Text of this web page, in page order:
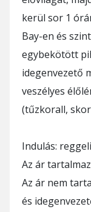
kerül sor 1
Bay-en és
egybekötött
idegenvezető
veszélyes
(tűzkorall,
Indulás:
Az ár
Az ár nem
és